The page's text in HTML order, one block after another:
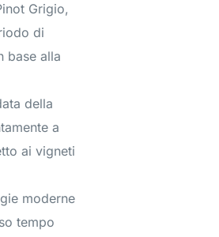
Grigio,
di
base alla
della
a
ai vigneti
moderne
tempo